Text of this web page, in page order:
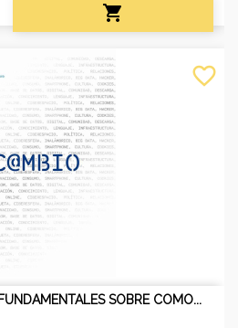

SOBRE COMO...
favorite_border